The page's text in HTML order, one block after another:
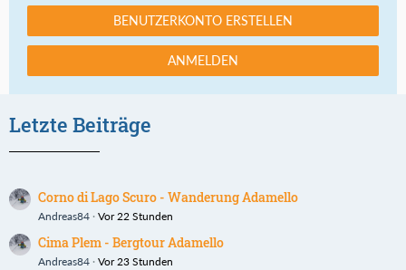
BENUTZERKONTO ERSTELLEN
ANMELDEN
Letzte Beiträge
Corno di Lago Scuro - Wanderung Adamello
Andreas84 Vor 22 Stunden
Cima Plem - Bergtour Adamello
Andreas84 Vor 23 Stunden